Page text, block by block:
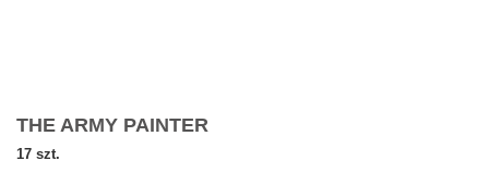
THE ARMY PAINTER
17 szt.